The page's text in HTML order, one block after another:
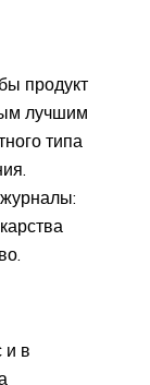
продукт
лучшим
типа
и в